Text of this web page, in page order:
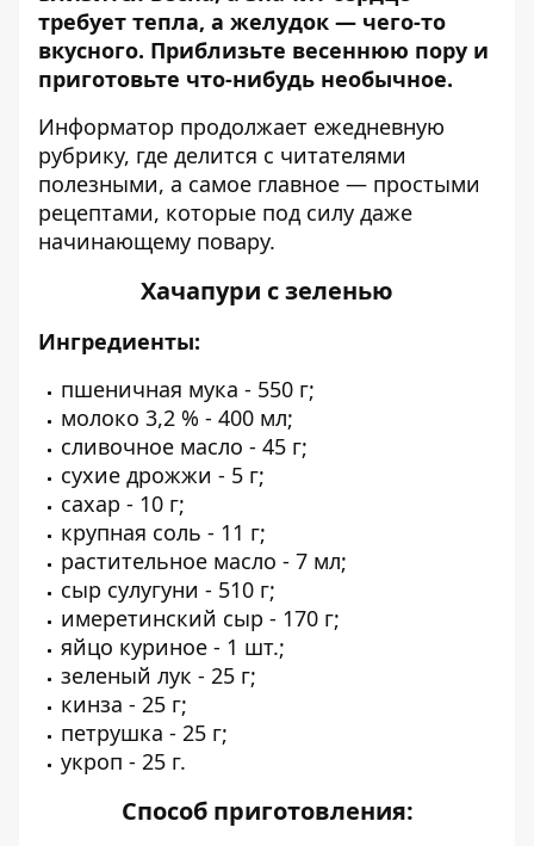
требует тепла, а желудок — чего-то
вкусного. Приблизьте весеннюю пору и
приготовьте что-нибудь необычное.
Информатор продолжает ежедневную
рубрику, где делится с читателями
полезными, а самое главное — простыми
рецептами, которые под силу даже
начинающему повару.
Хачапури с зеленью
Ингредиенты:
пшеничная мука - 550 г;
молоко 3,2 % - 400 мл;
сливочное масло - 45 г;
сухие дрожжи - 5 г;
сахар - 10 г;
крупная соль - 11 г;
растительное масло - 7 мл;
сыр сулугуни - 510 г;
имеретинский сыр - 170 г;
яйцо куриное - 1 шт.;
зеленый лук - 25 г;
кинза - 25 г;
петрушка - 25 г;
укроп - 25 г.
Способ приготовления: